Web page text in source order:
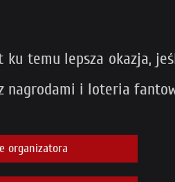
temu lepsza okazja,
nagrodami i loteria
organizatora